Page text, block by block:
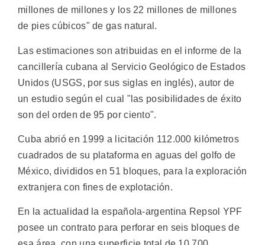
millones de millones y los 22 millones de millones
de pies cúbicos" de gas natural.
Las estimaciones son atribuidas en el informe de la
cancillería cubana al Servicio Geológico de Estados
Unidos (USGS, por sus siglas en inglés), autor de
un estudio según el cual "las posibilidades de éxito
son del orden de 95 por ciento".
Cuba abrió en 1999 a licitación 112.000 kilómetros
cuadrados de su plataforma en aguas del golfo de
México, divididos en 51 bloques, para la exploración
extranjera con fines de explotación.
En la actualidad la española-argentina Repsol YPF
posee un contrato para perforar en seis bloques de